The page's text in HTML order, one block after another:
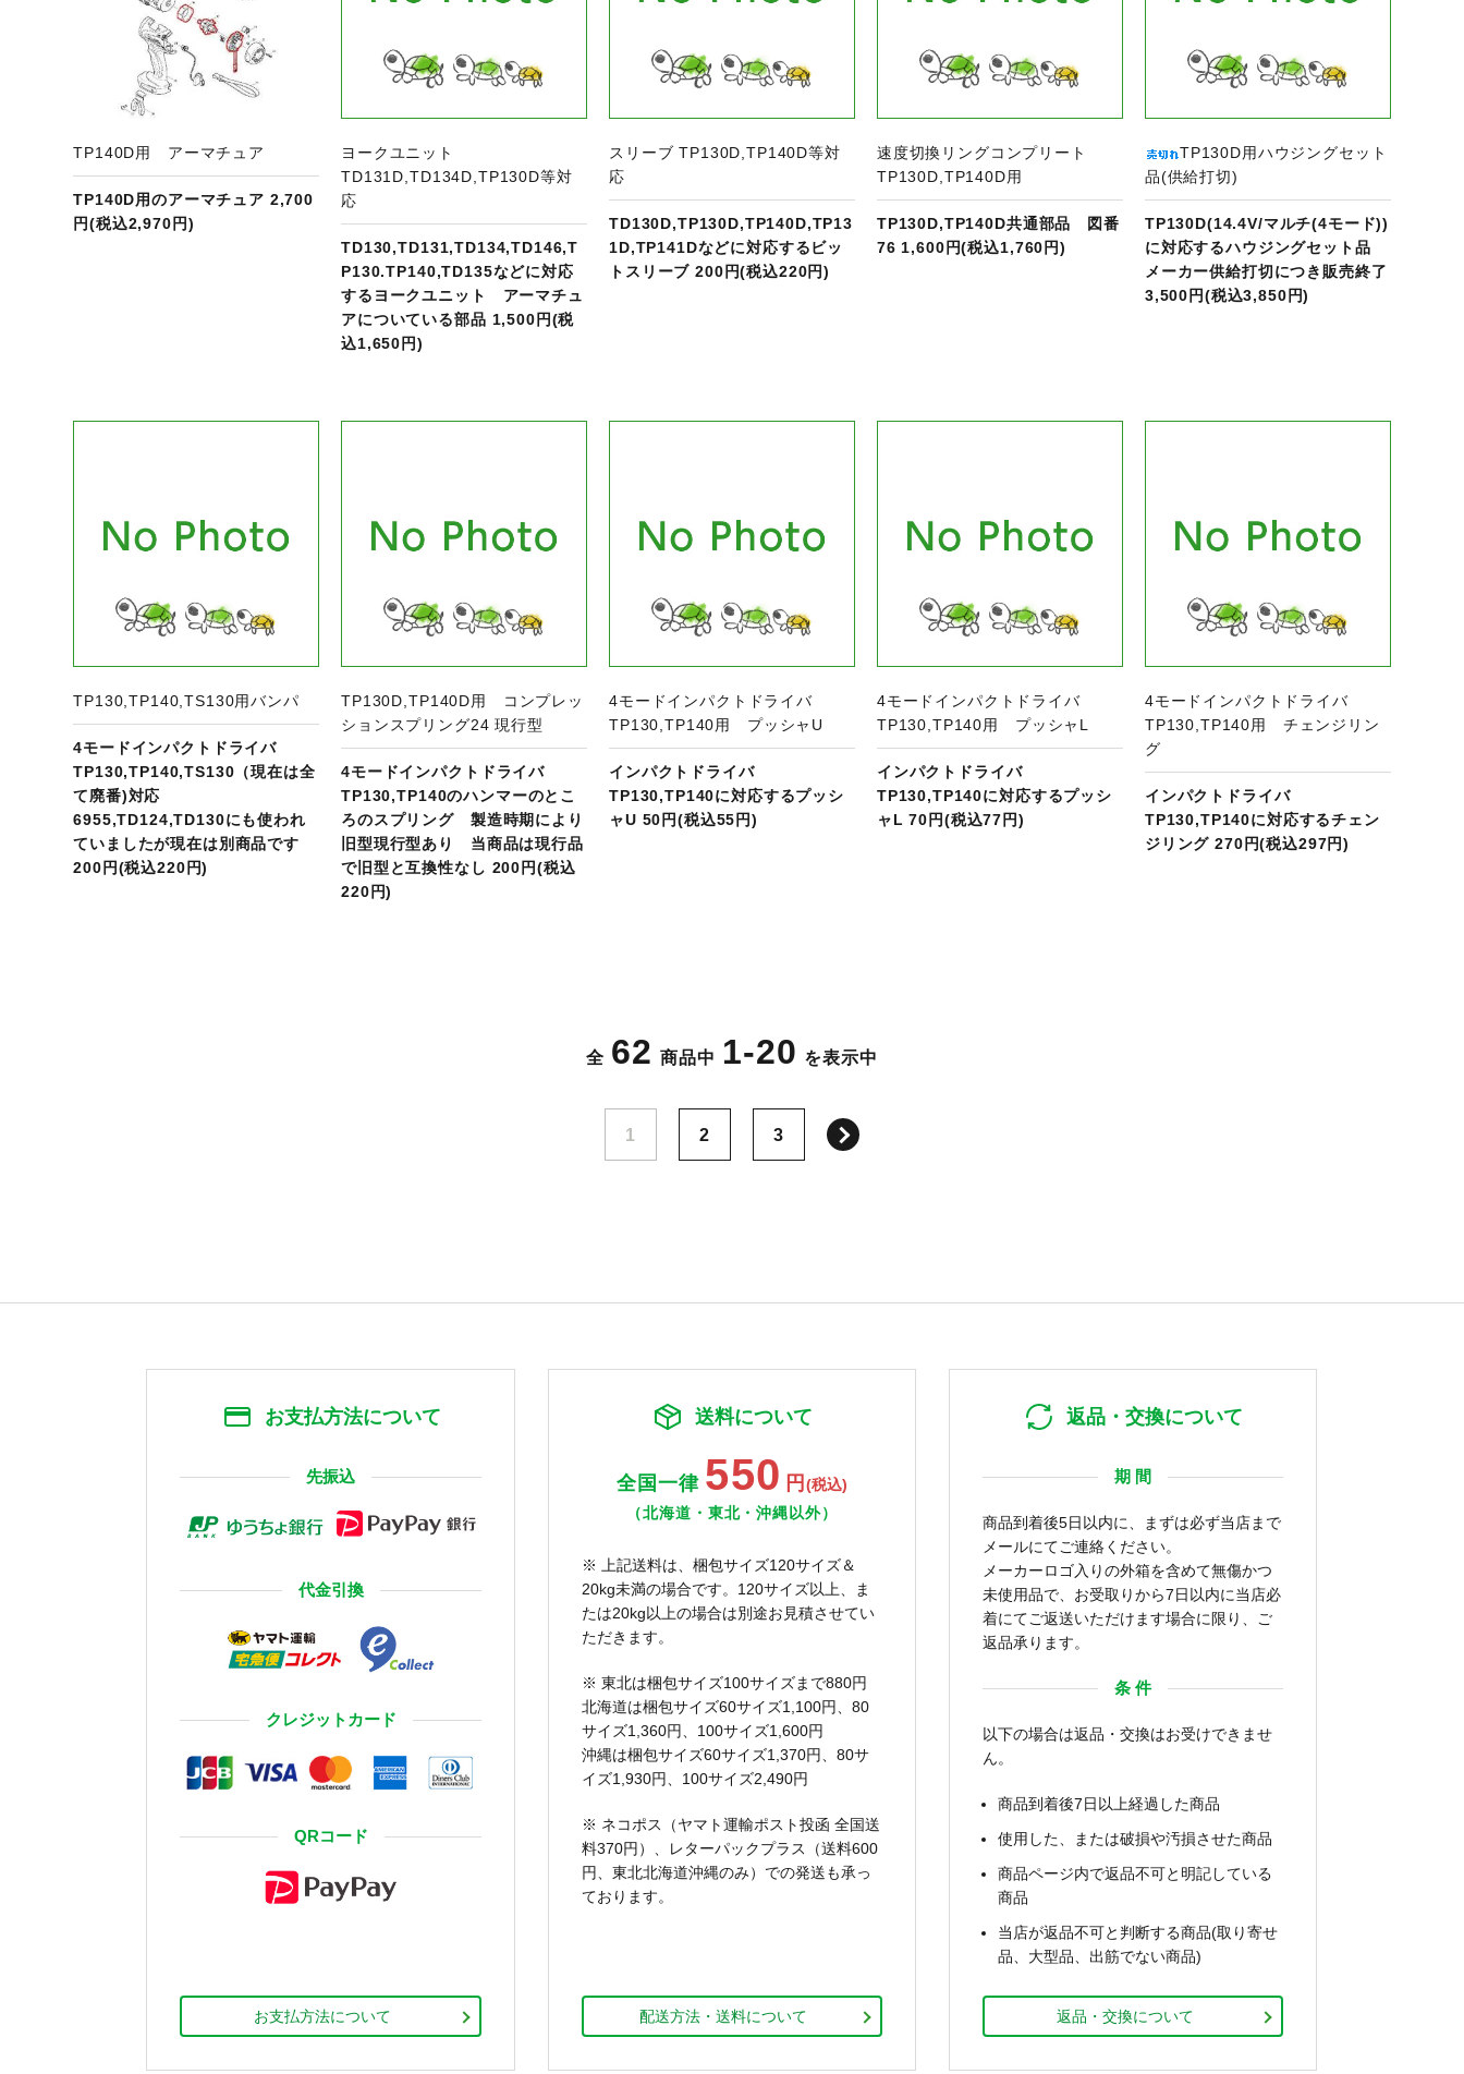
TP140D用 アーマチュア
TP140D用のアーマチュア 2,700
円(税込2,970円)
ヨークユニット
TD131D,TD134D,TP130D等対
応
TD130,TD131,TD134,TD146,T
P130.TP140,TD135などに対応
するヨークユニット アーマチュ
アについている部品 1,500円(税
込1,650円)
スリーブ TP130D,TP140D等対
応
TD130D,TP130D,TP140D,TP13
1D,TP141Dなどに対応するビッ
トスリーブ 200円(税込220円)
速度切換リングコンプリート
TP130D,TP140D用
TP130D,TP140D共通部品 図番
76 1,600円(税込1,760円)
TP130D用ハウジングセット
品(供給打切)
TP130D(14.4V/マルチ(4モード))
に対応するハウジングセット品
メーカー供給打切につき販売終了
3,500円(税込3,850円)
TP130,TP140,TS130用バンパ
4モードインパクトドライバ
TP130,TP140,TS130（現在は全
て廃番)対応
6955,TD124,TD130にも使われ
ていましたが現在は別商品です
200円(税込220円)
TP130D,TP140D用 コンプレッ
ションスプリング24 現行型
4モードインパクトドライバ
TP130,TP140のハンマーのとこ
ろのスプリング 製造時期により
旧型現行型あり 当商品は現行品
で旧型と互換性なし 200円(税込
220円)
4モードインパクトドライバ
TP130,TP140用 プッシャU
インパクトドライバ
TP130,TP140に対応するプッシ
ャU 50円(税込55円)
4モードインパクトドライバ
TP130,TP140用 プッシャL
インパクトドライバ
TP130,TP140に対応するプッシ
ャL 70円(税込77円)
4モードインパクトドライバ
TP130,TP140用 チェンジリン
グ
インパクトドライバ
TP130,TP140に対応するチェン
ジリング 270円(税込297円)
全 62 商品中 1-20 を表示中
1 2 3
お支払方法について
先振込
代金引換
クレジットカード
QRコード
お支払方法について
送料について
全国一律 550 円 (税込)
（北海道・東北・沖縄以外）
※ 上記送料は、梱包サイズ120サイズ＆
20kg未満の場合です。120サイズ以上、ま
たは20kg以上の場合は別途お見積させてい
ただきます。
※ 東北は梱包サイズ100サイズまで880円
北海道は梱包サイズ60サイズ1,100円、80
サイズ1,360円、100サイズ1,600円
沖縄は梱包サイズ60サイズ1,370円、80サ
イズ1,930円、100サイズ2,490円
※ ネコポス（ヤマト運輸ポスト投函 全国送
料370円）、レターパックプラス（送料600
円、東北北海道沖縄のみ）での発送も承っ
ております。
配送方法・送料について
返品・交換について
期 間
商品到着後5日以内に、まずは必ず当店まで
メールにてご連絡ください。
メーカーロゴ入りの外箱を含めて無傷かつ
未使用品で、お受取りから7日以内に当店必
着にてご返送いただけます場合に限り、ご
返品承ります。
条 件
以下の場合は返品・交換はお受けできませ
ん。
商品到着後7日以上経過した商品
使用した、または破損や汚損させた商品
商品ページ内で返品不可と明記している
商品
当店が返品不可と判断する商品(取り寄せ
品、大型品、出筋でない商品)
返品・交換について